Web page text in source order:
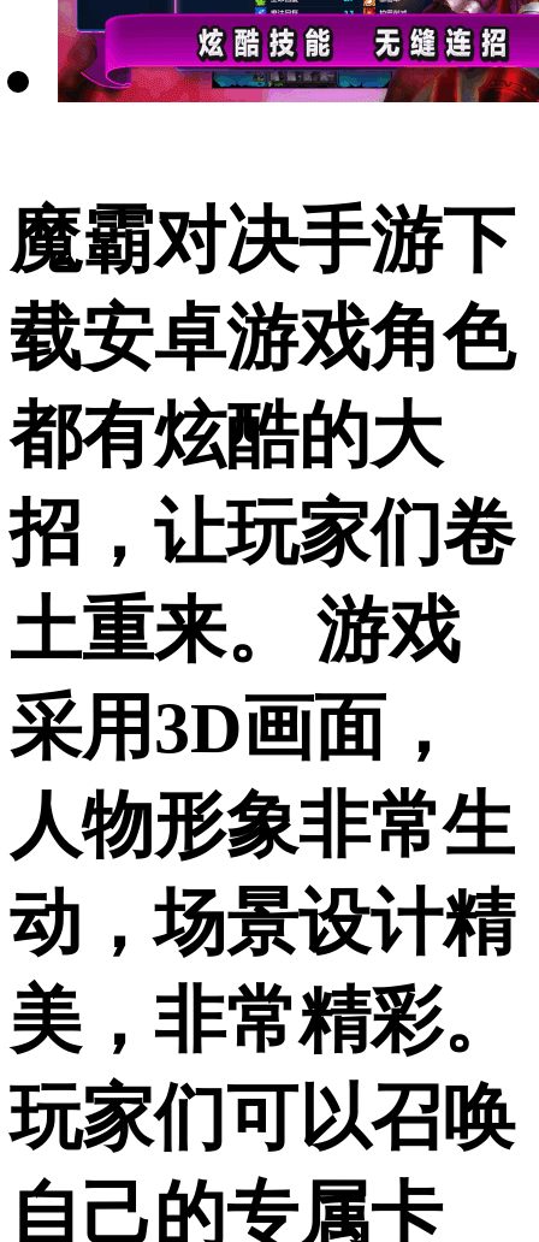
魔霸对决手游下
载安卓游戏角色
都有炫酷的大
招，让玩家们卷
土重来。 游戏
采用3D画面，
人物形象非常生
动，场景设计精
美，非常精彩。
玩家们可以召唤
自己的专属卡